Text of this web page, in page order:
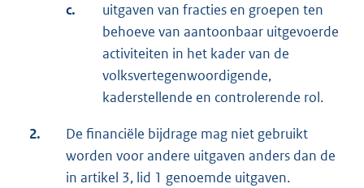
c.
uitgaven van fracties en groepen ten
behoeve van aantoonbaar uitgevoerde
activiteiten in het kader van de
volksvertegenwoordigende,
kaderstellende en controlerende rol.
2.
De financiële bijdrage mag niet gebruikt
worden voor andere uitgaven anders dan de
in artikel 3, lid 1 genoemde uitgaven.